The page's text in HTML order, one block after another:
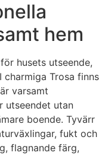
hem
husets utseende,
Trosa finns
varsamt
utseendet utan
boende. Tyvärr
fukt och
flagnande färg,